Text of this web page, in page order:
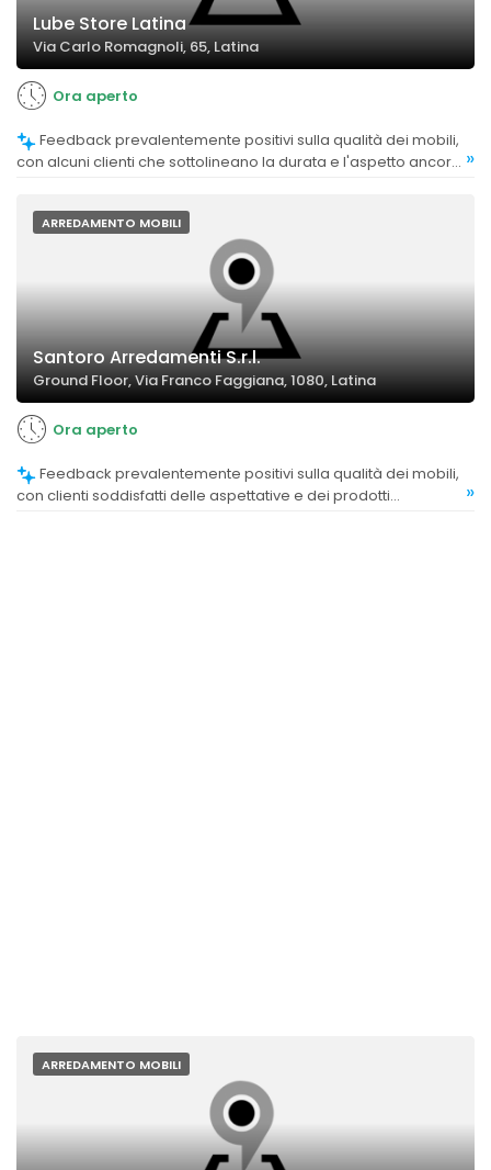
Lube Store Latina
Via Carlo Romagnoli, 65, Latina
Ora aperto
con alcuni clienti che sottolineano la durata e l'aspetto ancora »
ARREDAMENTO MOBILI
Santoro Arredamenti S.r.l.
Ground Floor, Via Franco Faggiana, 1080, Latina
Ora aperto
con clienti soddisfatti delle aspettative e dei prodotti
»
ARREDAMENTO MOBILI